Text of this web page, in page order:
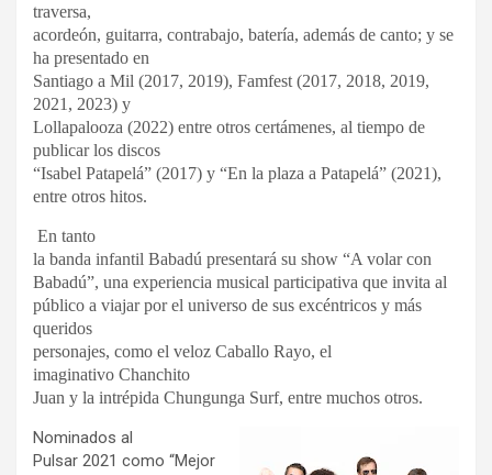
traversa,
acordeón, guitarra, contrabajo, batería, además de canto; y se
ha presentado en
Santiago a Mil (2017, 2019), Famfest (2017, 2018, 2019,
2021, 2023) y
Lollapalooza (2022) entre otros certámenes, al tiempo de
publicar los discos
“Isabel Patapelá” (2017) y “En la plaza a Patapelá” (2021),
entre otros hitos.
En tanto
la banda infantil Babadú presentará su show “A volar con
Babadú”, una experiencia musical participativa que invita al
público a viajar por el universo de sus excéntricos y más
queridos
personajes, como el veloz Caballo Rayo, el
imaginativo Chanchito
Juan y la intrépida Chungunga Surf, entre muchos otros.
Nominados al
Pulsar 2021 como “Mejor